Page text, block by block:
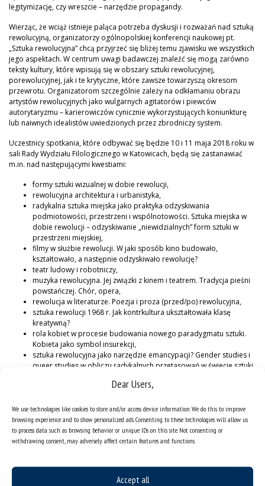
Dear Users,
We use technologies like cookies to store and/or access device information. We do this to improve
browsing experience and to show personalized ads. Consenting to these technologies will allow us
to process data such as browsing behavior or unique IDs on this site. Not consenting or
withdrawing consent, may adversely affect certain features and functions.
Accept all
legitymizację, czy wreszcie – narzędzie propagandy.
Wierząc, że wciąż istnieje paląca potrzeba dyskusji i rozważań nad sztuką
rewolucyjną, organizatorzy ogólnopolskiej konferencji naukowej pt.
„Sztuka rewolucyjna” chcą przyjrzeć się bliżej temu zjawisku we wszystkich
jego aspektach. W centrum uwagi badawczej znaleźć się mogą zarówno
teksty kultury, które wpisują się w obszary sztuki rewolucyjnej,
porewolucyjnej, jak i te krytyczne, które zawsze towarzyszą okresom
przewrotu. Organizatorom szczególnie zależy na odkłamaniu obrazu
artystów rewolucyjnych jako wulgarnych agitatorów i piewców
autorytaryzmu – karierowiczów cynicznie wykorzystujących koniunkturę
lub naiwnych idealistów uwiedzionych przez zbrodniczy system.
Uczestnicy spotkania, które odbywać się będzie 10 i 11 maja 2018 roku w
sali Rady Wydziału Filologicznego w Katowicach, będą się zastanawiać
m.in. nad następującymi kwestiami:
formy sztuki wizualnej w dobie rewolucji,
rewolucyjna architektura i urbanistyka,
radykalna sztuka miejska jako praktyka odzyskiwania
podmiotowości, przestrzeni i wspólnotowości. Sztuka miejska w
dobie rewolucji – odzyskiwanie „niewidzialnych” form sztuki w
przestrzeni miejskiej,
filmy w służbie rewolucji. W jaki sposób kino budowało,
kształtowało, a następnie odzyskiwało rewolucję?
teatr ludowy i robotniczy,
muzyka rewolucyjna. Jej związki z kinem i teatrem. Tradycja pieśni
powstańczej. Chór, opera,
rewolucja w literaturze. Poezja i proza (przed/po) rewolucyjna,
sztuka rewolucji 1968 r. Jak kontrkultura ukształtowała klasę
kreatywną?
rola kobiet w procesie budowania nowego paradygmatu sztuki.
Kobieta jako symbol insurekcji,
sztuka rewolucyjna jako narzędzie emancypacji? Gender studies i
queer studies w obliczu radykalnych przetasowań w świecie sztuki,
rewolucja kulturalna lat 30. w ZSRR. Socrealizm jako strategia
artysta – „inżynier dusz”. Jego rola w dziele tworzenia „nowego
człowieka”,
awangarda – futuryści, konstruktywiści, twórcy związani z
Proletkultem i LEF, grupa Kino-Oko,
wojny chłopskie, przewroty antykolonialne i ich recepcja w kulturze